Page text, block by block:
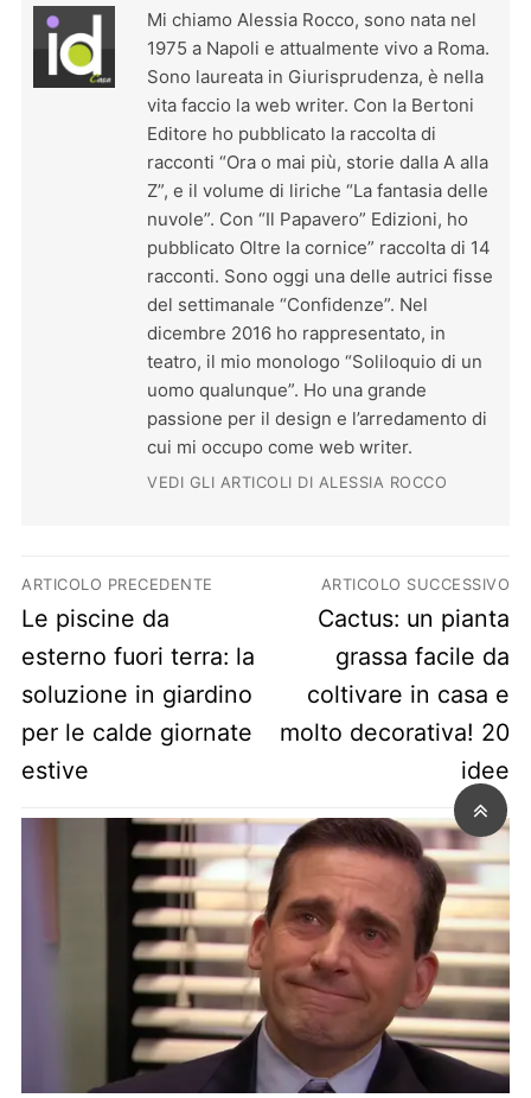
Mi chiamo Alessia Rocco, sono nata nel
1975 a Napoli e attualmente vivo a Roma.
Sono laureata in Giurisprudenza, è nella
vita faccio la web writer. Con la Bertoni
Editore ho pubblicato la raccolta di
racconti “Ora o mai più, storie dalla A alla
Z”, e il volume di liriche “La fantasia delle
nuvole”. Con “Il Papavero” Edizioni, ho
pubblicato Oltre la cornice” raccolta di 14
racconti. Sono oggi una delle autrici fisse
del settimanale “Confidenze”. Nel
dicembre 2016 ho rappresentato, in
teatro, il mio monologo “Soliloquio di un
uomo qualunque”. Ho una grande
passione per il design e l’arredamento di
cui mi occupo come web writer.
VEDI GLI ARTICOLI DI ALESSIA ROCCO
Navigazione articoli
ARTICOLO PRECEDENTE
Previous post:
Le piscine da
esterno fuori terra: la
soluzione in giardino
per le calde giornate
estive
ARTICOLO SUCCESSIVO
Next post:
Cactus: un pianta
grassa facile da
coltivare in casa e
molto decorativa! 20
idee